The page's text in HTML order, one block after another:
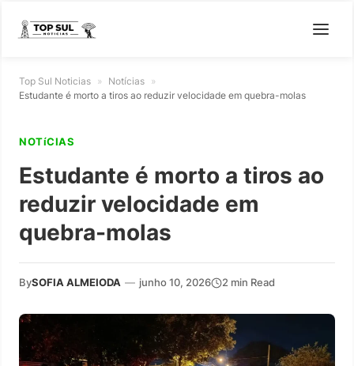
Top Sul Noticias » Notícias »
Estudante é morto a tiros ao reduzir velocidade em quebra-molas
NOTíCIAS
Estudante é morto a tiros ao
reduzir velocidade em
quebra-molas
BySOFIA ALMEIODA — junho 10, 2026 2 min Read